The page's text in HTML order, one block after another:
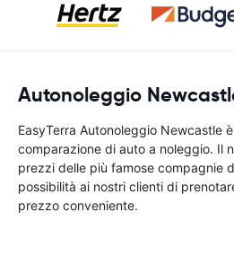
Autonoleggio
EasyTerra Autonoleggio Newcastle
comparazione di auto a noleggio. Il
prezzi delle più famose compagnie
possibilità ai nostri clienti di
prezzo conveniente.